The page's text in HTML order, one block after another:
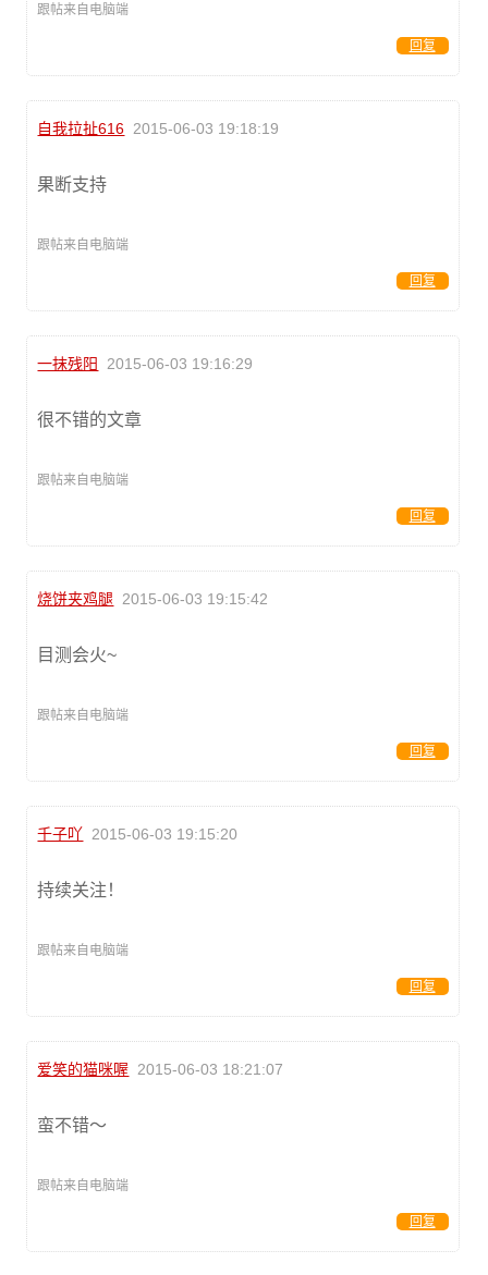
跟帖来自电脑端
回复
自我拉扯616 2015-06-03 19:18:19
果断支持
跟帖来自电脑端
回复
一抹残阳 2015-06-03 19:16:29
很不错的文章
跟帖来自电脑端
回复
烧饼夹鸡腿 2015-06-03 19:15:42
目测会火~
跟帖来自电脑端
回复
千子吖 2015-06-03 19:15:20
持续关注！
跟帖来自电脑端
回复
爱笑的猫咪喔 2015-06-03 18:21:07
蛮不错～
跟帖来自电脑端
回复